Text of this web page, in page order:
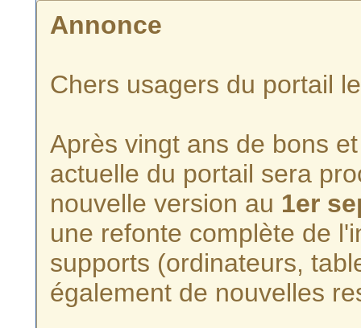
Annonce
Chers usagers du portail
Après vingt ans de bons
actuelle du portail sera
nouvelle version au 1er
une refonte complète de
supports (ordinateurs,
également de nouvelles